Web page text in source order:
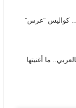
كواليس “عرس”
ما أغنيتها